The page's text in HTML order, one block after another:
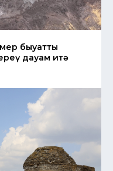
быуаттың
дауам итә